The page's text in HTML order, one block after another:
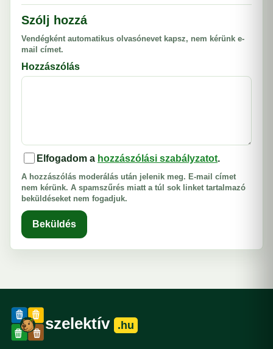
Szólj hozzá
Vendégként automatikus olvasónevet kapsz, nem kérünk e-
mail címet.
Hozzászólás
Elfogadom a hozzászólási szabályzatot.
A hozzászólás moderálás után jelenik meg. E-mail címet
nem kérünk. A spamszűrés miatt a túl sok linket tartalmazó
beküldéseket nem fogadjuk.
Beküldés
szelektív .hu